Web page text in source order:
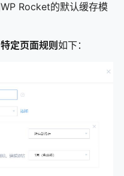
Rocket的默认缓存模
特定页面规则 如下：